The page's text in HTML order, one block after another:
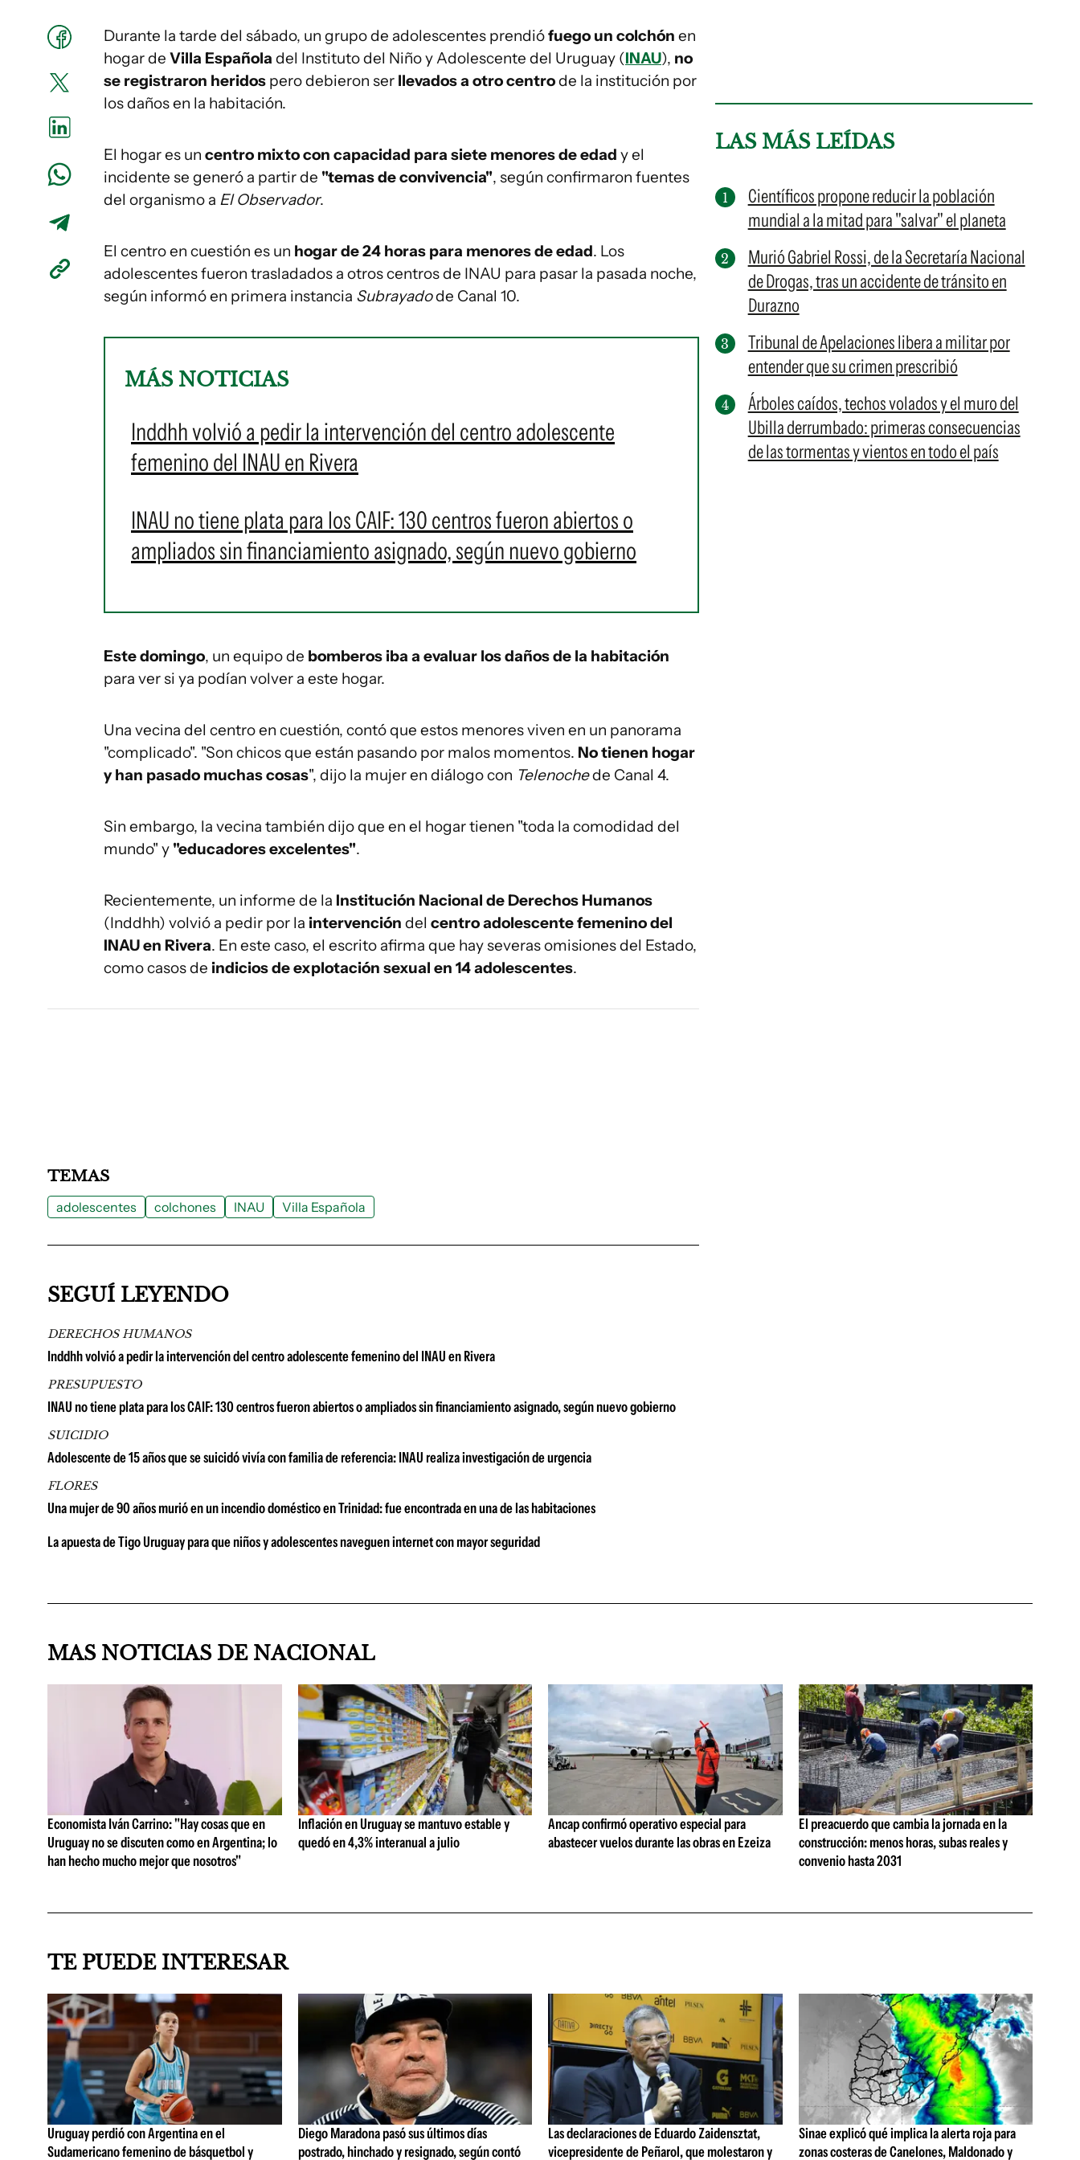
Durante la tarde del sábado, un grupo de adolescentes prendiófuego un colchón en
hogar de Villa Española del Instituto del Niño y Adolescente del Uruguay (INAU), no
se registraron heridos pero debieron ser llevados a otro centrode la institución por
los daños en la habitación.
El hogar es un centro mixto con capacidad para siete menores de edad y el
incidente se generó a partir de "temas de convivencia", según confirmaron fuentes
del organismo a El Observador.
El centro en cuestión es un hogar de 24 horas para menores de edad. Los
adolescentes fueron trasladados a otros centros de INAU para pasar la pasada noche,
según informó en primera instancia Subrayadode Canal 10.
MÁS NOTICIAS
Inddhh volvió a pedir la intervención del centro adolescente
femenino del INAU en Rivera
INAU no tiene plata para los CAIF: 130 centros fueron abiertos o
ampliados sin financiamiento asignado, según nuevo gobierno
Este domingo, un equipo de bomberos iba a evaluar los daños de la habitación
para ver si ya podían volver a este hogar.
Una vecina del centro en cuestión, contó que estos menores viven en un panorama
"complicado". "Son chicos que están pasando por malos momentos. No tienen hogar
y han pasado muchas cosas", dijo la mujer en diálogo con Telenochede Canal 4.
Sin embargo, la vecina también dijo que en el hogar tienen "toda la comodidad del
mundo" y "educadores excelentes".
Recientemente, un informe de la Institución Nacional de Derechos Humanos
(Inddhh) volvió a pedir por la intervención del centro adolescente femenino del
INAU en Rivera. En este caso, el escrito afirma que hay severas omisiones del Estado,
como casos de indicios de explotación sexual en 14 adolescentes.
LAS MÁS LEÍDAS
Científicos propone reducir la población
mundial a la mitad para "salvar" el planeta
Murió Gabriel Rossi, de la Secretaría Nacional
de Drogas, tras un accidente de tránsito en
Durazno
Tribunal de Apelaciones libera a militar por
entender que su crimen prescribió
Árboles caídos, techos volados y el muro del
Ubilla derrumbado: primeras consecuencias
de las tormentas y vientos en todo el país
TEMAS
adolescentes colchones INAU Villa Española
SEGUÍ LEYENDO
DERECHOS HUMANOS
Inddhh volvió a pedir la intervención del centro adolescente femenino del INAU en Rivera
PRESUPUESTO
INAU no tiene plata para los CAIF: 130 centros fueron abiertos o ampliados sin financiamiento asignado, según nuevo gobierno
SUICIDIO
Adolescente de 15 años que se suicidó vivía con familia de referencia: INAU realiza investigación de urgencia
FLORES
Una mujer de 90 años murió en un incendio doméstico en Trinidad: fue encontrada en una de las habitaciones
La apuesta de Tigo Uruguay para que niños y adolescentes naveguen internet con mayor seguridad
MAS NOTICIAS DE NACIONAL
Economista Iván Carrino: "Hay cosas que en
Uruguay no se discuten como en Argentina; lo
han hecho mucho mejor que nosotros"
Inflación en Uruguay se mantuvo estable y
quedó en 4,3% interanual a julio
Ancap confirmó operativo especial para
abastecer vuelos durante las obras en Ezeiza
El preacuerdo que cambia la jornada en la
construcción: menos horas, subas reales y
convenio hasta 2031
TE PUEDE INTERESAR
Uruguay perdió con Argentina en el
Sudamericano femenino de básquetbol y
Diego Maradona pasó sus últimos días
postrado, hinchado y resignado, según contó
Las declaraciones de Eduardo Zaidensztat,
vicepresidente de Peñarol, que molestaron y
Sinae explicó qué implica la alerta roja para
zonas costeras de Canelones, Maldonado y